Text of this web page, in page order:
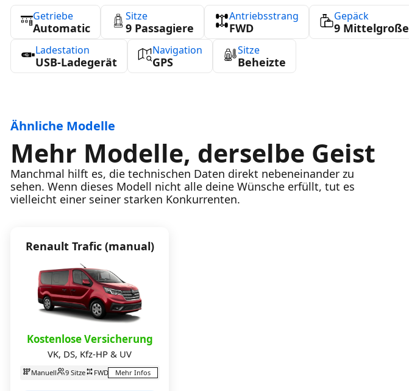
Getriebe
Automatic
Sitze
9 Passagiere
Antriebsstrang
FWD
Gepäck
9 Mittelgroße
Ladestation
USB-Ladegerät
Navigation
GPS
Sitze
Beheizte
Ähnliche Modelle
Mehr Modelle, derselbe Geist
Manchmal hilft es, die technischen Daten direkt nebeneinander zu
sehen. Wenn dieses Modell nicht alle deine Wünsche erfüllt, tut es
vielleicht einer seiner starken Konkurrenten.
Renault Trafic (manual)
Kostenlose Versicherung
VK, DS, Kfz-HP & UV
Manuell 9 Sitze FWD Mehr Infos